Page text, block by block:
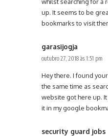
up. It seems to be
bookmarks to visit
garasijogja
outubro 27, 2018 às 1:51 pm
Hey there. I found
the same time as
website got here up.
it in my google
security guard jobs